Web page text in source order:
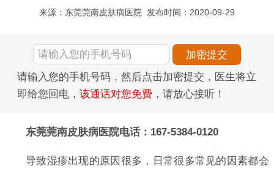
来源：东莞莞南皮肤病医院 发布时间：2020-09-29
请输入您的手机号码，然后点击加密提交，医生将立
即给您回电， 该通话对您免费 ，请放心接听！
东莞莞南皮肤病医院电话：167-5384-0120
导致湿疹出现的原因很多，日常很多常见的因素都会